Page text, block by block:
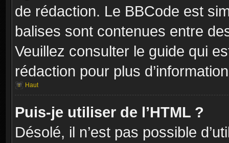
de rédaction. Le BBCode est
balises sont contenues entre
Veuillez consulter le guide qui
rédaction pour plus
Haut
Puis-je utiliser de l’HTML ?
Désolé, il n’est pas possible